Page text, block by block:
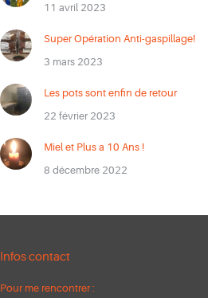
11 avril 2023
Super Opération Anti-gaspillage!
3 mars 2023
Les pots sont enfin de retour
22 février 2023
Miel et Plus a 10 Ans !
8 décembre 2022
Infos contact
Pour me rencontrer :